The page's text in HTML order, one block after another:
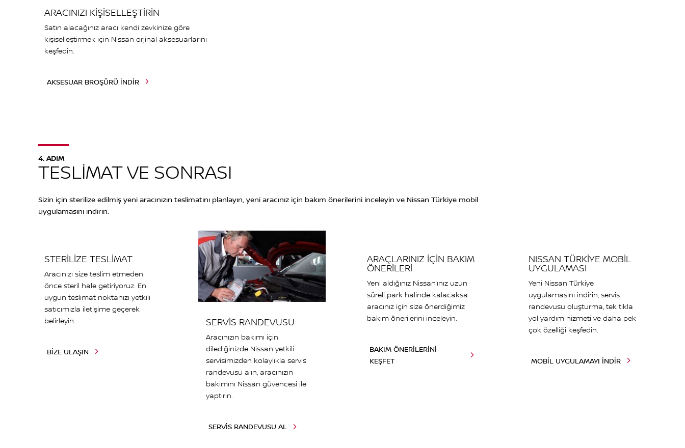
ARACINIZI KİŞİSELLEŞTİRİN
Satın alacağınız aracı kendi zevkinize göre
kişiselleştirmek için Nissan orjinal aksesuarlarını
keşfedin.
AKSESUAR BROŞÜRÜ İNDİR
4. ADIM
TESLİMAT VE SONRASI
Sizin için sterilize edilmiş yeni aracınızın teslimatını planlayın, yeni aracınız için bakım önerilerini inceleyin ve Nissan Türkiye mobil
uygulamasını indirin.
STERİLİZE TESLİMAT
Aracınızı size teslim etmeden
önce steril hale getiriyoruz. En
uygun teslimat noktanızı yetkili
satıcımızla iletişime geçerek
belirleyin.
BİZE ULAŞIN
SERVİS RANDEVUSU
Aracınızın bakımı için
dilediğinizde Nissan yetkili
servisimizden kolaylıkla servis
randevusu alın, aracınızın
bakımını Nissan güvencesi ile
yaptırın.
SERVİS RANDEVUSU AL
ARAÇLARINIZ İÇİN BAKIM
ÖNERİLERİ
Yeni aldığınız Nissan’ınız uzun
süreli park halinde kalacaksa
aracınız için size önerdiğimiz
bakım önerilerini inceleyin.
BAKIM ÖNERİLERİNİ
KEŞFET
NISSAN TÜRKİYE MOBİL
UYGULAMASI
Yeni Nissan Türkiye
uygulamasını indirin, servis
randevusu oluşturma, tek tıkla
yol yardım hizmeti ve daha pek
çok özelliği keşfedin.
MOBİL UYGULAMAYI İNDİR